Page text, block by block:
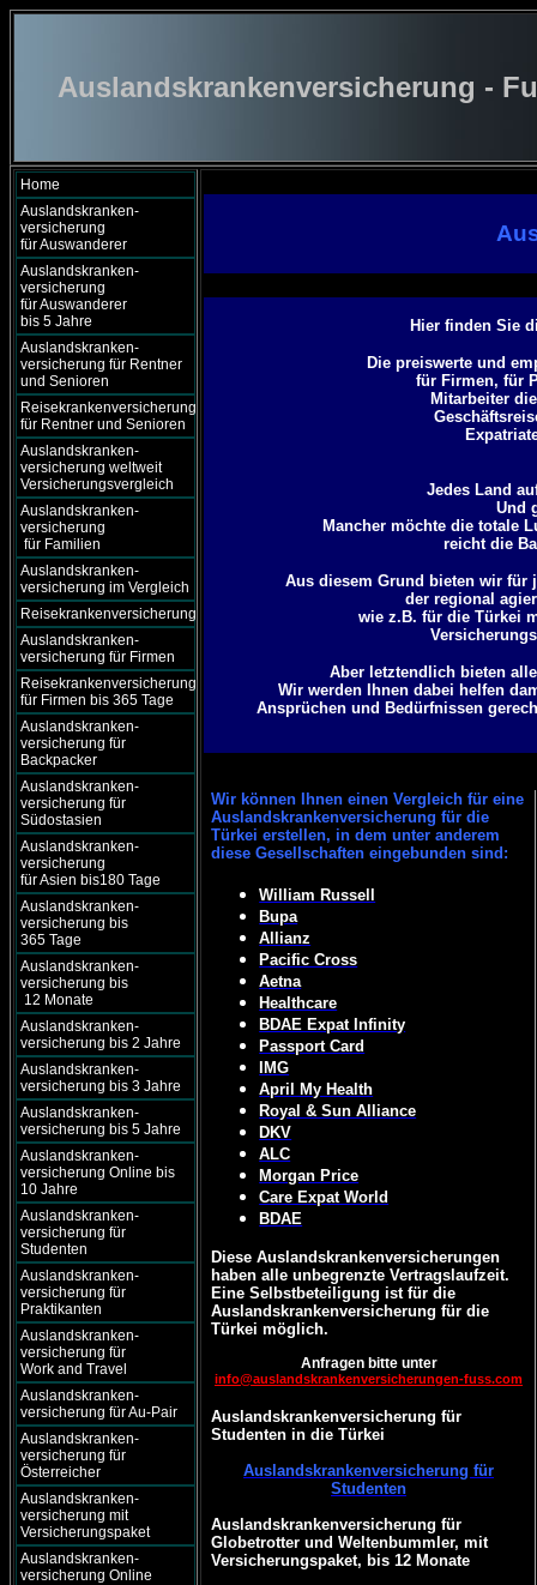
Auslandskrankenversicherung -
Home
Auslandskranken-
versicherung
für Auswanderer
Auslandskranken-
versicherung
für Auswanderer
bis 5 Jahre
Auslandskranken-
versicherung für Rentner
und Senioren
Reisekrankenversicherung
für Rentner und Senioren
Auslandskranken-
versicherung weltweit
Versicherungsvergleich
Auslandskranken-
versicherung
für Familien
Auslandskranken-
versicherung im Vergleich
Reisekrankenversicherung
Auslandskranken-
versicherung für Firmen
Reisekrankenversicherung
für Firmen bis 365 Tage
Auslandskranken-
versicherung für
Backpacker
Auslandskranken-
versicherung für
Südostasien
Auslandskranken-
versicherung
für Asien bis180 Tage
Auslandskranken-
versicherung bis
365 Tage
Auslandskranken-
versicherung bis
12 Monate
Auslandskranken-
versicherung bis 2 Jahre
Auslandskranken-
versicherung bis 3 Jahre
Auslandskranken-
versicherung bis 5 Jahre
Auslandskranken-
versicherung Online bis
10 Jahre
Auslandskranken-
versicherung für
Studenten
Auslandskranken-
versicherung für
Praktikanten
Auslandskranken-
versicherung für
Work and Travel
Auslandskranken-
versicherung für Au-Pair
Auslandskranken-
versicherung für
Österreicher
Auslandskranken-
versicherung mit
Versicherungspaket
Auslandskranken-
versicherung Online
Hier finden Sie
Die preiswerte und
für Firmen, für
Mitarbeiter
Jedes Land
Und
Mancher möchte die totale
reicht die
Aus diesem Grund bieten wir für
der regional
wie z.B. für die Türkei
Aber letztendlich bieten
Wir werden Ihnen dabei helfen
Ansprüchen und Bedürfnissen
Wir können Ihnen einen Vergleich für eine
Auslandskrankenversicherung für die
Türkei erstellen, in dem unter anderem
diese Gesellschaften eingebunden sind:
William Russell
Bupa
Allianz
Pacific Cross
Aetna
Healthcare
BDAE Expat Infinity
Passport Card
IMG
April My Health
Royal & Sun Alliance
DKV
ALC
Morgan Price
Care Expat World
BDAE
Diese Auslandskrankenversicherungen
haben alle unbegrenzte Vertragslaufzeit.
Eine Selbstbeteiligung ist für die
Auslandskrankenversicherung für die
Türkei möglich.
Anfragen bitte unter
info@auslandskrankenversicherungen-fuss.com
Auslandskrankenversicherung für
Studenten in die Türkei
Auslandskrankenversicherung für
Studenten
Auslandskrankenversicherung für
Globetrotter und Weltenbummler, mit
Versicherungspaket, bis 12 Monate